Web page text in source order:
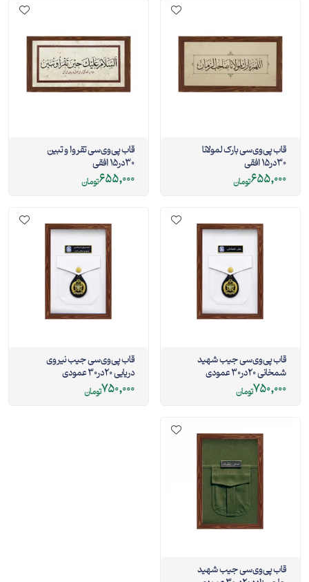
قاب پی‌وی‌سی بارک لمولانا
30در15 افقی
655,000تومان
قاب پی‌وی‌سی تقروا و تبین
30در15 افقی
655,000تومان
قاب پی‌وی‌سی جیب شهید
شمخانی 20در30 عمودی
750,000تومان
قاب پی‌وی‌سی جیب نیروی
دریایی 20در30 عمودی
750,000تومان
قاب پی‌وی‌سی جیب شهید